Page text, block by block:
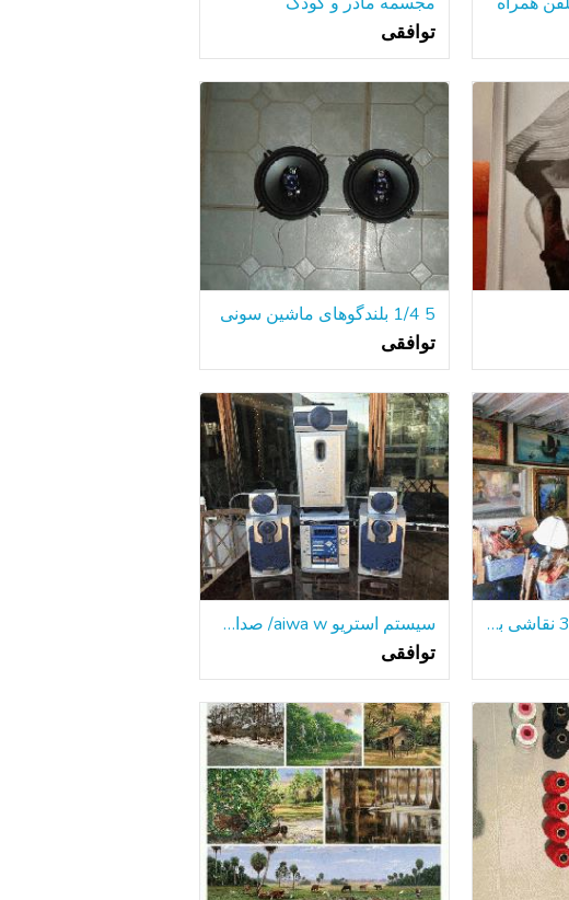
توافقی
5 1/4 بلندگوهای ماشین سونی
توافقی
گاراژ پر از هنر - 300 نقاشی با کیفیت سیستم استریو aiwa w/ صدای فراگیر
توافقی